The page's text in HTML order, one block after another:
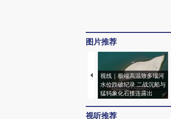
图片推荐
视线｜极端高温致多瑙河
水位跌破纪录 二战沉船与
猛犸象化石接连露出
视听推荐